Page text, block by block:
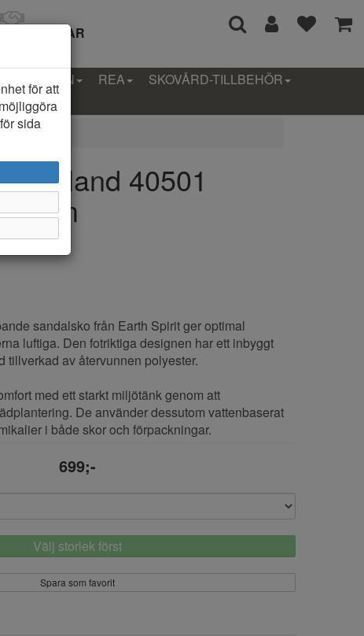
I 14 DAGAR
REA
SKOVÅRD-TILLBEHÖR
40501
Dam
sandalsko från Earth Spirit ger optimal
luftiga. Den fotriktiga designen har ett inbyggt
tillverkad av återvunnen polyester.
med ett starkt miljötänk genom att
De använder dessutom vattenbaserat
i både skor och förpackningar.
699;-
Välj storlek först
Spara som favorit
för att
sida